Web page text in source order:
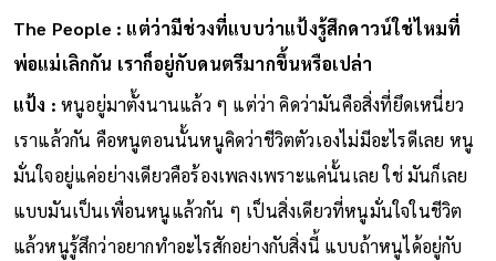
The People : แต่ว่ามีช่วงที่แบบว่าแป้งรู้สึกดาวน์ใช่ไหมที่
พ่อแม่เลิกกัน เราก็อยู่กับดนตรีมากขึ้นหรือเปล่า
แป้ง :หนูอยู่มาตั้งนานแล้ว ๆ แต่ว่า คิดว่ามันคือสิ่งที่ยึดเหนี่ยว
เราแล้วกัน คือหนูตอนนั้นหนูคิดว่าชีวิตตัวเองไม่มีอะไรดีเลย หนู
มั่นใจอยู่แค่อย่างเดียวคือร้องเพลงเพราะแค่นั้นเลย ใช่ มันก็เลย
แบบมันเป็นเพื่อนหนูแล้วกัน ๆ เป็นสิ่งเดียวที่หนูมั่นใจในชีวิต
แล้วหนูรู้สึกว่าอยากทำอะไรสักอย่างกับสิ่งนี้ แบบถ้าหนูได้อยู่กับ